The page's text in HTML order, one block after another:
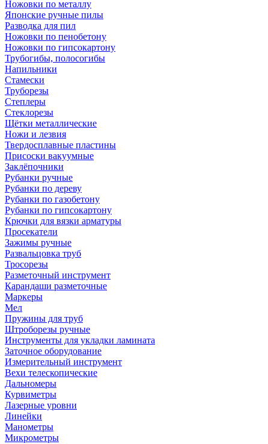
Ножовки по металлу
Японские ручные пилы
Разводка для пил
Ножовки по пенобетону
Ножовки по гипсокартону
Трубогибы, полосогибы
Напильники
Стамески
Труборезы
Степлеры
Стеклорезы
Щётки металлические
Ножи и лезвия
Твердосплавные пластины
Присоски вакуумные
Заклёпочники
Рубанки ручные
Рубанки по дереву
Рубанки по газобетону
Рубанки по гипсокартону
Крючки для вязки арматуры
Просекатели
Зажимы ручные
Развальцовка труб
Тросорезы
Разметочный инструмент
Карандаши разметочные
Маркеры
Мел
Пружины для труб
Штроборезы ручные
Инструменты для укладки ламината
Заточное оборудование
Измерительный инструмент
Вехи телескопические
Дальномеры
Курвиметры
Лазерные уровни
Линейки
Манометры
Микрометры